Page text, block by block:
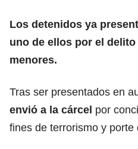
Los detenidos ya
uno de ellos por el
menores.
Tras ser presentados en
envió a la cárcel por
fines de terrorismo y porte